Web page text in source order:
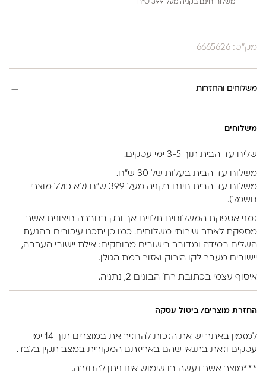
משלוח חינם בקניה מעל 399 ש”ח
מק"ט: 6665626
משלוחים והחזרות
משלוחים
שליח עד הבית תוך 3-5 ימי עסקים.
משלוח עד הבית בעלות של 30 ש״ח.
משלוח עד הבית חינם בקניה מעל 399 ש״ח (לא כולל מוצרי
חשמל).
זמני אספקת המשלוחים תלויים אך ורק בחברה חיצונית אשר
מספקת לאתר שירותי משלוחים. כמו כן יתכנו עיכובים בהגעת
השליח במידה ומדובר בישובים מרוחקים: אילת יישובי הערבה,
יישובים מעבר לקו הירוק ואזור רמת הגולן.
איסוף עצמי בכתובת רח’ הבונים 2, נתניה.
החזרת מוצרים/ ביטול עסקה
למזמין באתר יש את הזכות להחזיר את במוצרים תוך 14 ימי
עסקים וזאת בתנאי שהם באריזתם המקורית במצב תקין בלבד.
***מוצר אשר נעשה בו שימוש אינו ניתן להחזרה.